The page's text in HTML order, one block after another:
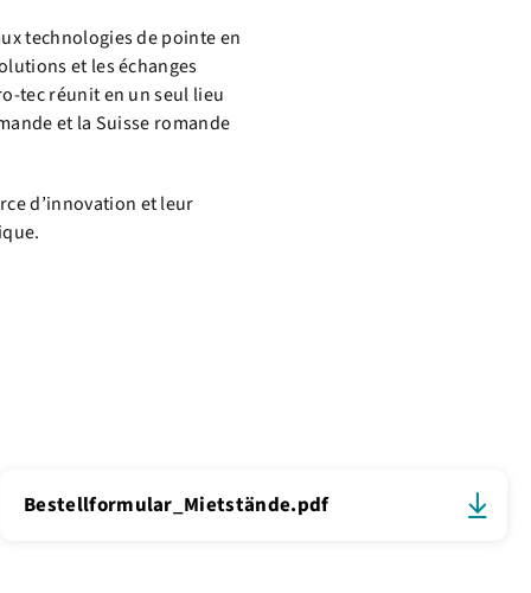
technologies de pointe en
et les échanges
tec réunit en un seul lieu
et la Suisse romande
d’innovation et leur
Bestellformular_Mietstände.pdf